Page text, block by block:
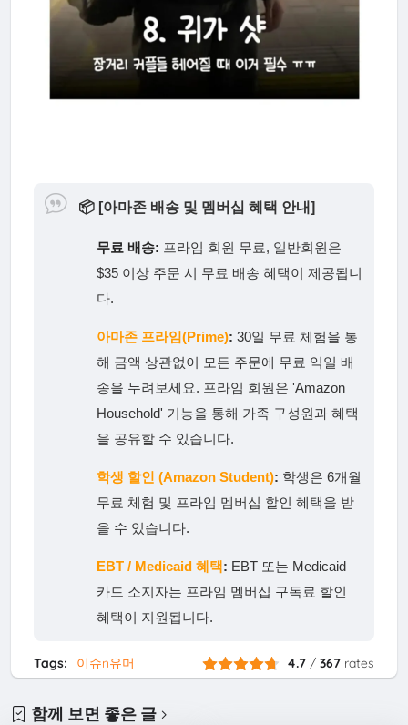
📦 [아마존 배송 및 멤버십 혜택 안내]
무료 배송: 프라임 회원 무료, 일반회원은
$35 이상 주문 시 무료 배송 혜택이 제공됩니
다.
아마존 프라임(Prime): 30일 무료 체험을 통
해 금액 상관없이 모든 주문에 무료 익일 배
송을 누려보세요. 프라임 회원은 'Amazon
Household' 기능을 통해 가족 구성원과 혜택
을 공유할 수 있습니다.
학생 할인 (Amazon Student): 학생은 6개월
무료 체험 및 프라임 멤버십 할인 혜택을 받
을 수 있습니다.
EBT / Medicaid 혜택: EBT 또는 Medicaid
카드 소지자는 프라임 멤버십 구독료 할인
혜택이 지원됩니다.
Tags: 이슈n유머 4.7 /367 rates
함께 보면 좋은 글